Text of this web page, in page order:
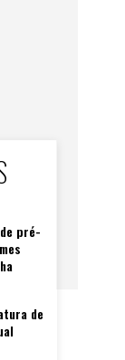
pré-
de